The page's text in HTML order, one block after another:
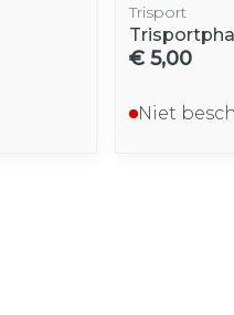
Trisport
€ 5,00
Niet